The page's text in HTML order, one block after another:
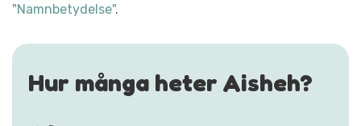
"Namnbetydelse".
Hur många heter Aisheh?